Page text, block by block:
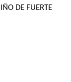
DE FUERTE